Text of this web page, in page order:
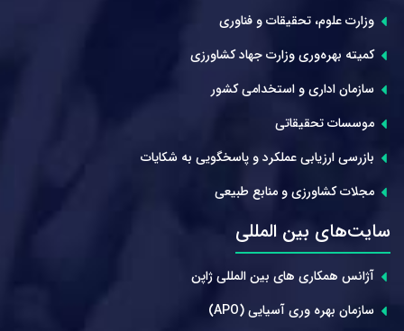
وزارت علوم، تحقیقات و فناوری
کمیته بهره‌وری وزارت جهاد کشاورزی
سازمان اداری و استخدامی کشور
موسسات تحقیقاتی
بازرسی ارزیابی عملکرد و پاسخگویی به شکایات
مجلات کشاورزی و منابع طبیعی
سایت‌های بین المللی
آژانس همکاری های بین المللی ژاپن
سازمان بهره وری آسیایی (APO)